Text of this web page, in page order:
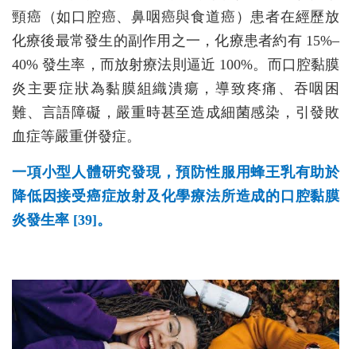
頸癌（如口腔癌、鼻咽癌與食道癌）患者在經歷放
化療後最常發生的副作用之一，化療患者約有 15%–
40% 發生率，而放射療法則逼近 100%。而口腔黏膜
炎主要症狀為黏膜組織潰瘍，導致疼痛、吞咽困
難、言語障礙，嚴重時甚至造成細菌感染，引發敗
血症等嚴重併發症。
一項小型人體研究發現，預防性服用蜂王乳有助於
降低因接受癌症放射及化學療法所造成的口腔黏膜
炎發生率 [39]。